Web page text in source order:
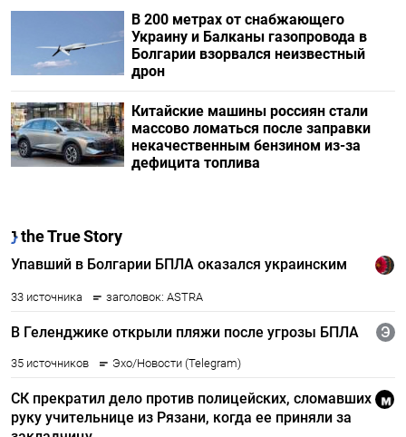
В 200 метрах от снабжающего
Украину и Балканы газопровода в
Болгарии взорвался неизвестный
дрон
Китайские машины россиян стали
массово ломаться после заправки
некачественным бензином из-за
дефицита топлива